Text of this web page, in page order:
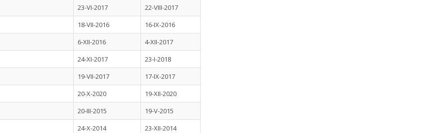
23-VI-2017
22-VIII-2017
18-VII-2016
16-IX-2016
6-XII-2016
4-XII-2017
24-XI-2017
23-I-2018
19-VII-2017
17-IX-2017
20-X-2020
19-XII-2020
20-III-2015
19-V-2015
24-X-2014
23-XII-2014